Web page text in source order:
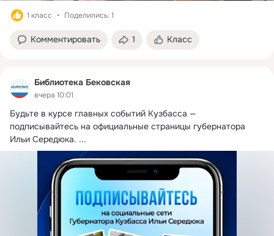
1 класс Поделились: 1
Комментировать 1 Класс
Библиотека Бековская
вчера 10:01
Будьте в курсе главных событий Кузбасса —
подписывайтесь на официальные страницы губернатора
Ильи Середюка. ...